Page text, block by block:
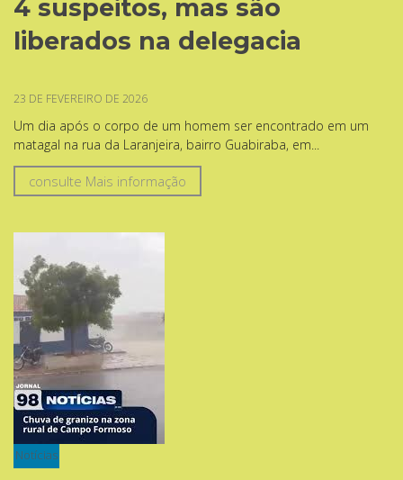
4 suspeitos, mas são
liberados na delegacia
23 DE FEVEREIRO DE 2026
Um dia após o corpo de um homem ser encontrado em um
matagal na rua da Laranjeira, bairro Guabiraba, em...
consulte Mais informação
Notícias